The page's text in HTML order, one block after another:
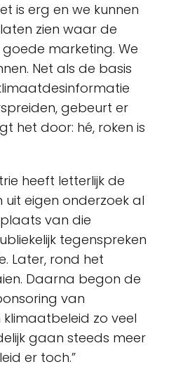
is erg en we kunnen
zien waar de
marketing. We
Net als de basis
gebeurt er
het door: hé, roken is
heeft letterlijk de
eigen onderzoek al
van die
tegenspreken
Later, rond het
Daarna begon de
van
zo veel
gaan steeds meer
er toch.”